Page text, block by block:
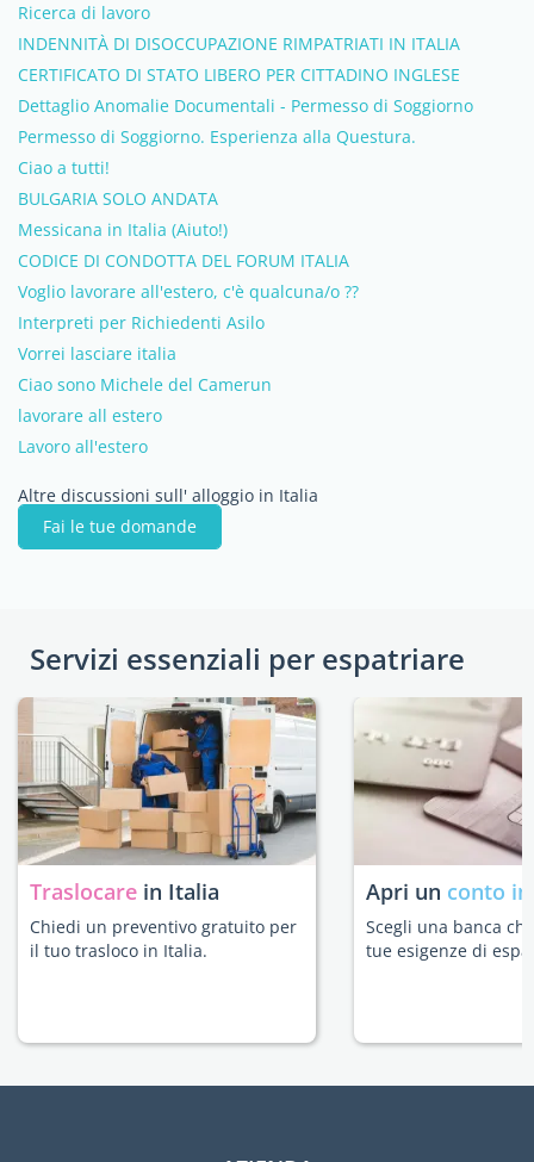
Ricerca di lavoro
INDENNITÀ DI DISOCCUPAZIONE RIMPATRIATI IN ITALIA
CERTIFICATO DI STATO LIBERO PER CITTADINO INGLESE
Dettaglio Anomalie Documentali - Permesso di Soggiorno
Permesso di Soggiorno. Esperienza alla Questura.
Ciao a tutti!
BULGARIA SOLO ANDATA
Messicana in Italia (Aiuto!)
CODICE DI CONDOTTA DEL FORUM ITALIA
Voglio lavorare all'estero, c'è qualcuna/o ??
Interpreti per Richiedenti Asilo
Vorrei lasciare italia
Ciao sono Michele del Camerun
lavorare all estero
Lavoro all'estero
Altre discussioni sull' alloggio in Italia
Fai le tue domande
Servizi essenziali per espatriare
Traslocare in Italia
Chiedi un preventivo gratuito per
il tuo trasloco in Italia.
Apri un conto
Scegli una banca
tue esigenze di